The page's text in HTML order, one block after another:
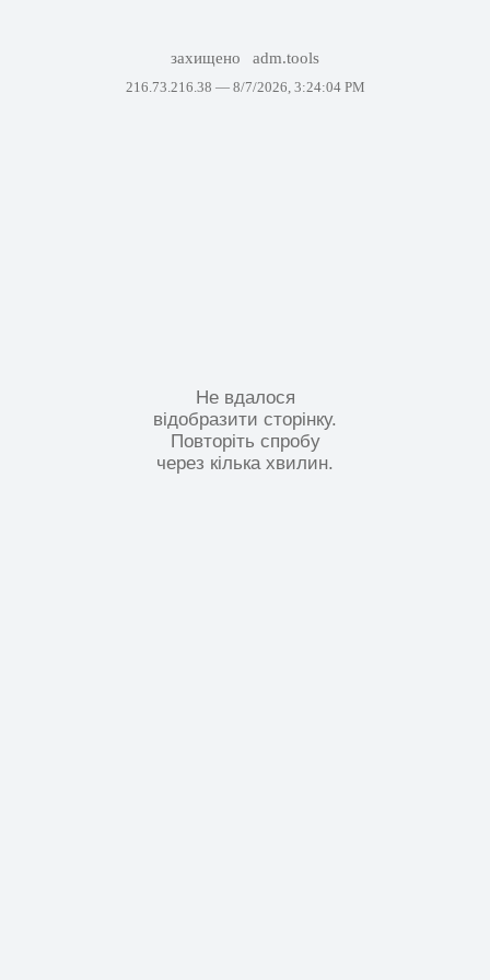
захищено adm.tools
216.73.216.38 — 8/7/2026, 3:24:04 PM
Не вдалося
відобразити сторінку.
Повторіть спробу
через кілька хвилин.